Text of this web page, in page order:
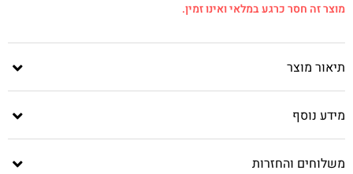
מוצר זה חסר כרגע במלאי ואינו זמין.
תיאור מוצר
מידע נוסף
משלוחים והחזרות